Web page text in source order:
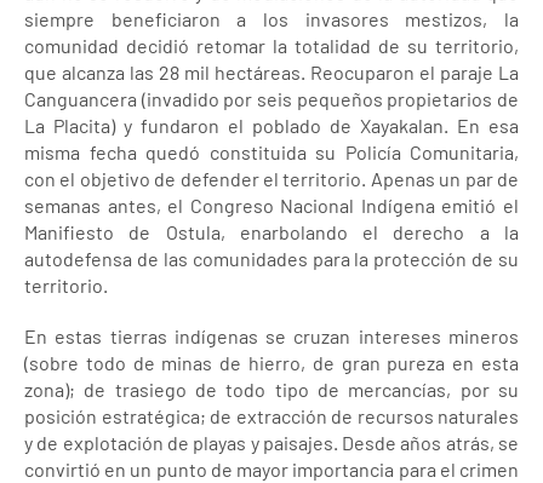
siempre beneficiaron a los invasores mestizos, la
comunidad decidió retomar la totalidad de su territorio,
que alcanza las 28 mil hectáreas. Reocuparon el paraje La
Canguancera (invadido por seis pequeños propietarios de
La Placita) y fundaron el poblado de Xayakalan. En esa
misma fecha quedó constituida su Policía Comunitaria,
con el objetivo de defender el territorio. Apenas un par de
semanas antes, el Congreso Nacional Indígena emitió el
Manifiesto de Ostula, enarbolando el derecho a la
autodefensa de las comunidades para la protección de su
territorio.
En estas tierras indígenas se cruzan intereses mineros
(sobre todo de minas de hierro, de gran pureza en esta
zona); de trasiego de todo tipo de mercancías, por su
posición estratégica; de extracción de recursos naturales
y de explotación de playas y paisajes. Desde años atrás, se
convirtió en un punto de mayor importancia para el crimen